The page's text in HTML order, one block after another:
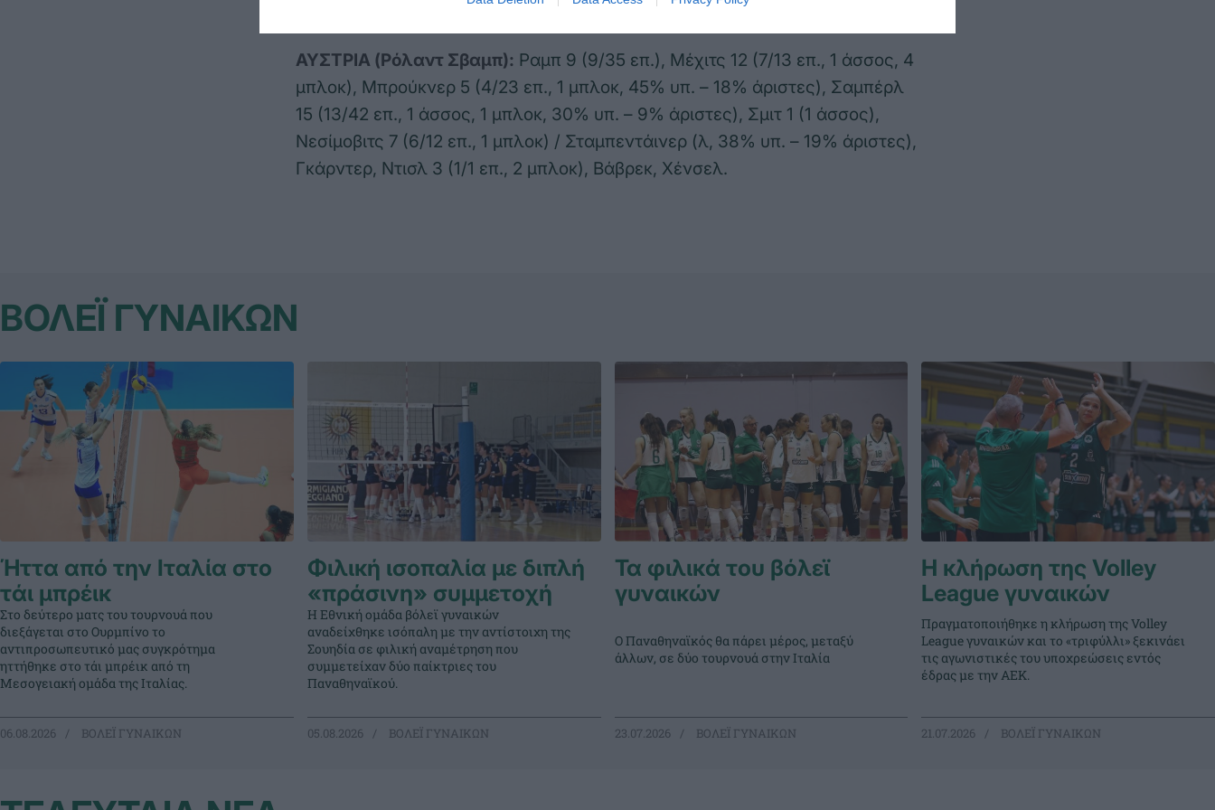
ΑΥΣΤΡΙΑ (Ρόλαντ Σβαμπ): Ραμπ 9 (9/35 επ.), Μέχιτς 12 (7/13 επ., 1 άσσος, 4
μπλοκ), Μπρούκνερ 5 (4/23 επ., 1 μπλοκ, 45% υπ. – 18% άριστες), Σαμπέρλ
15 (13/42 επ., 1 άσσος, 1 μπλοκ, 30% υπ. – 9% άριστες), Σμιτ 1 (1 άσσος),
Νεσίμοβιτς 7 (6/12 επ., 1 μπλοκ) / Σταμπεντάινερ (λ, 38% υπ. – 19% άριστες),
Γκάρντερ, Ντισλ 3 (1/1 επ., 2 μπλοκ), Βάβρεκ, Χένσελ.
ΒΟΛΕΪ ΓΥΝΑΙΚΩΝ
Ήττα από την Ιταλία στο
τάι μπρέικ
Στο δεύτερο ματς του τουρνουά που
διεξάγεται στο Ουρμπίνο το
αντιπροσωπευτικό μας συγκρότημα
ηττήθηκε στο τάι μπρέικ από τη
Μεσογειακή ομάδα της Ιταλίας.
06.08.2026 ΒΟΛΕΪ ΓΥΝΑΙΚΩΝ
Φιλική ισοπαλία με διπλή
«πράσινη» συμμετοχή
Η Εθνική ομάδα βόλεϊ γυναικών
αναδείχθηκε ισόπαλη με την αντίστοιχη της
Σουηδία σε φιλική αναμέτρηση που
συμμετείχαν δύο παίκτριες του
Παναθηναϊκού.
05.08.2026 ΒΟΛΕΪ ΓΥΝΑΙΚΩΝ
Τα φιλικά του βόλεϊ
γυναικών
Ο Παναθηναϊκός θα πάρει μέρος, μεταξύ
άλλων, σε δύο τουρνουά στην Ιταλία
23.07.2026 ΒΟΛΕΪ ΓΥΝΑΙΚΩΝ
Η κλήρωση της Volley
League γυναικών
Πραγματοποιήθηκε η κλήρωση της Volley
League γυναικών και το «τριφύλλι» ξεκινάει
τις αγωνιστικές του υποχρεώσεις εντός
έδρας με την ΑΕΚ.
21.07.2026 ΒΟΛΕΪ ΓΥΝΑΙΚΩΝ